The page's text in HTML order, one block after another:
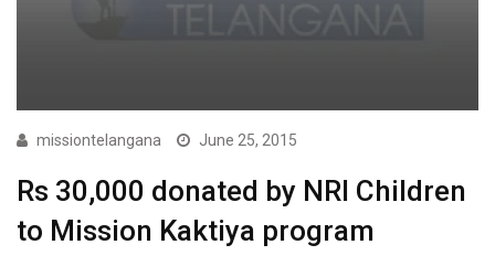
missiontelangana June 25, 2015
Rs 30,000 donated by NRI Children
to Mission Kaktiya program